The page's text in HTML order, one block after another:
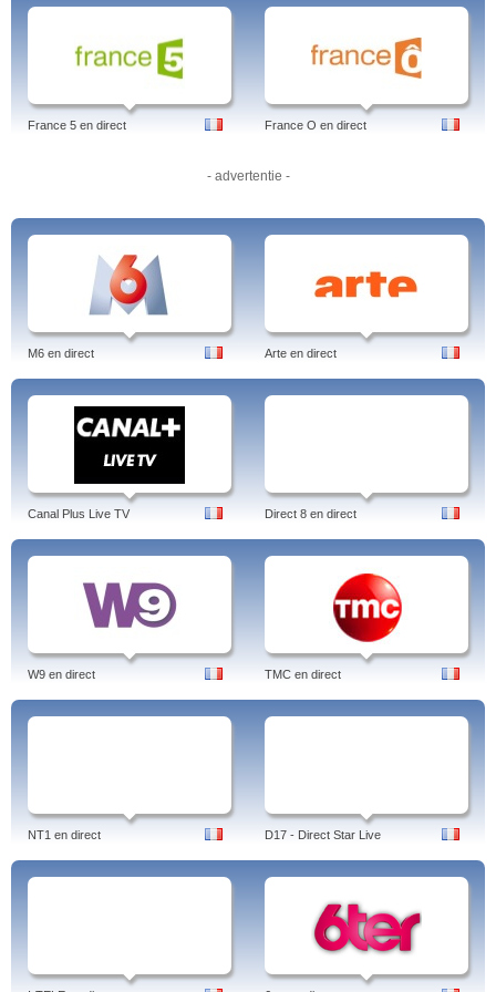
France 5 en direct France O en direct
- advertentie -
M6 en direct Arte en direct
Canal Plus Live TV Direct 8 en direct
W9 en direct TMC en direct
NT1 en direct D17 - Direct Star Live